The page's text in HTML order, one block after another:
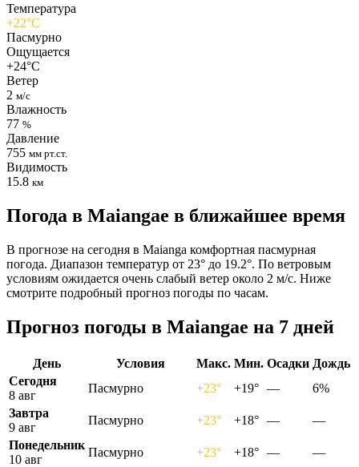
Температура
+22°C
Пасмурно
Ощущается
+24°C
Ветер
2 м/с
Влажность
77 %
Давление
755 мм рт.ст.
Видимость
15.8 км
Погода в Maiangaе в ближайшее время
В прогнозе на сегодня в Maianga комфортная пасмурная
погода. Диапазон температур от 23° до 19.2°. По ветровым
условиям ожидается очень слабый ветер около 2 м/с. Ниже
смотрите подробный прогноз погоды по часам.
Прогноз погоды в Maiangaе на 7 дней
День Условия Макс. Мин. Осадки Дождь
Сегодня
8 авг
Пасмурно +23° +19° —
6%
Завтра
9 авг
Пасмурно +23° +18° —
—
Понедельник
10 авг
Пасмурно +23° +18° —
—